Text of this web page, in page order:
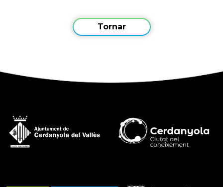
Tornar